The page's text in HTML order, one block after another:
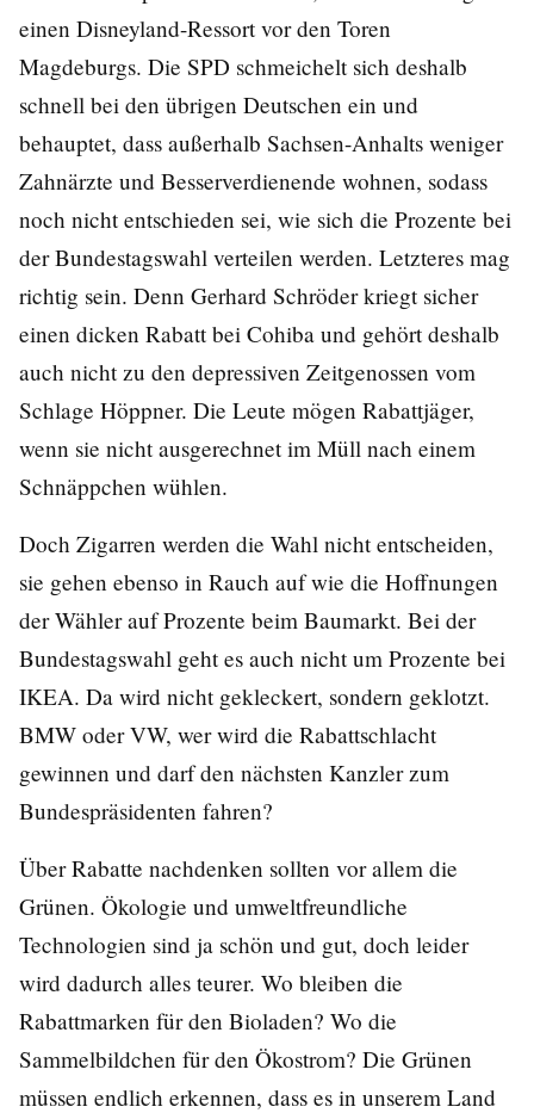
einen Disneyland-Ressort vor den Toren
Magdeburgs. Die SPD schmeichelt sich deshalb
schnell bei den übrigen Deutschen ein und
behauptet, dass außerhalb Sachsen-Anhalts weniger
Zahnärzte und Besserverdienende wohnen, sodass
noch nicht entschieden sei, wie sich die Prozente bei
der Bundestagswahl verteilen werden. Letzteres mag
richtig sein. Denn Gerhard Schröder kriegt sicher
einen dicken Rabatt bei Cohiba und gehört deshalb
auch nicht zu den depressiven Zeitgenossen vom
Schlage Höppner. Die Leute mögen Rabattjäger,
wenn sie nicht ausgerechnet im Müll nach einem
Schnäppchen wühlen.
Doch Zigarren werden die Wahl nicht entscheiden,
sie gehen ebenso in Rauch auf wie die Hoffnungen
der Wähler auf Prozente beim Baumarkt. Bei der
Bundestagswahl geht es auch nicht um Prozente bei
IKEA. Da wird nicht gekleckert, sondern geklotzt.
BMW oder VW, wer wird die Rabattschlacht
gewinnen und darf den nächsten Kanzler zum
Bundespräsidenten fahren?
Über Rabatte nachdenken sollten vor allem die
Grünen. Ökologie und umweltfreundliche
Technologien sind ja schön und gut, doch leider
wird dadurch alles teurer. Wo bleiben die
Rabattmarken für den Bioladen? Wo die
Sammelbildchen für den Ökostrom? Die Grünen
müssen endlich erkennen, dass es in unserem Land